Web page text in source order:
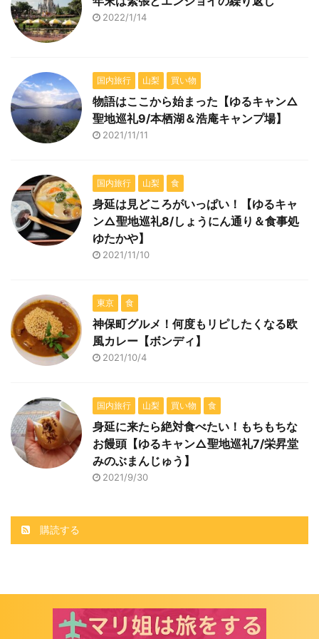
2022/1/14
国内旅行 山梨 買い物
物語はここから始まった【ゆるキャン△
聖地巡礼9/本栖湖＆浩庵キャンプ場】
2021/11/11
国内旅行 山梨 食
身延は見どころがいっぱい！【ゆるキャ
ン△聖地巡礼8/しょうにん通り＆食事処
ゆたかや】
2021/11/10
東京 食
神保町グルメ！何度もリピしたくなる欧
風カレー【ボンディ】
2021/10/4
国内旅行 山梨 買い物 食
身延に来たら絶対食べたい！もちもちな
お饅頭【ゆるキャン△聖地巡礼7/栄昇堂
みのぶまんじゅう】
2021/9/30
購読する